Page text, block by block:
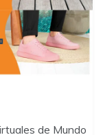
de Mundo